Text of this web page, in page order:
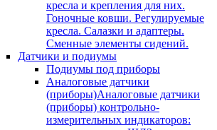
кресла и крепления для них.
Гоночные ковши. Регулируемые
кресла. Салазки и адаптеры.
Сменные элементы сидений.
Датчики и подиумы
Подиумы под приборы
Аналоговые датчики
(приборы)Аналоговые датчики
(приборы) контрольно-
измерительных индикаторов: